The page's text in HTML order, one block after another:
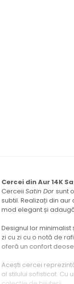
Cercei din Aur 14K
Cerceii Satin Dor sunt
subtil. Realizați din
mod elegant și
Designul lor
zi cu zi cu o notă de
oferă un confort
Acești cercei
al stilului sofisticat. Cu